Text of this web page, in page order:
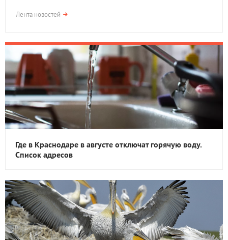
Лента новостей
Где в Краснодаре в августе отключат горячую воду.
Список адресов